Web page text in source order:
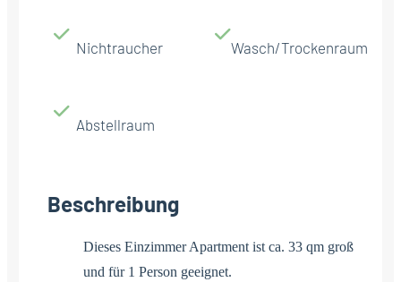
Nichtraucher Wasch/Trockenraum
Abstellraum
Beschreibung
Dieses Einzimmer Apartment ist ca. 33 qm groß
und für 1 Person geeignet.